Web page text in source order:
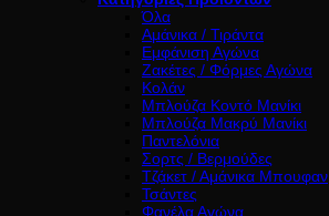
Όλα
Αμάνικα / Τιράντα
Εμφάνιση Αγώνα
Ζακέτες / Φόρμες Αγώνα
Κολάν
Μπλούζα Κοντό Μανίκι
Μπλούζα Μακρύ Μανίκι
Παντελόνια
Σορτς / Βερμούδες
Τζάκετ / Αμάνικα Μπουφαν
Τσάντες
Φανέλα Αγώνα